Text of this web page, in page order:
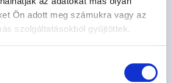
Ön adott meg számukra vagy az
szolgáltatásokból gyűjtöttek.
501.000Ft-tól